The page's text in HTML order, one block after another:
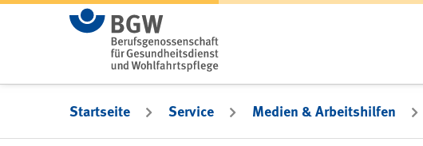
Zum Hauptinhalt springen
Startseite Service Medien & Arbeitshilfen